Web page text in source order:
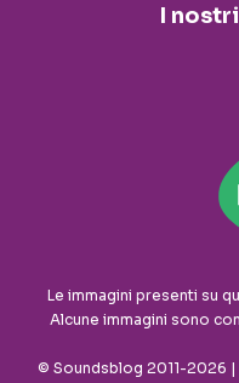
I
Le immagini presenti su
Alcune immagini sono
© Soundsblog 2011-2026 |